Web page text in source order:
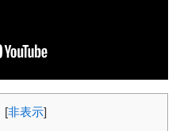
[非表示]